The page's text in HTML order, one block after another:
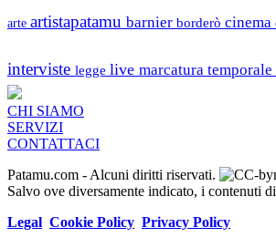
arte artistapatamu barnier borderò cinema
interviste legge live marcatura temporale
CHI SIAMO
SERVIZI
CONTATTACI
Patamu.com - Alcuni diritti riservati.
Salvo ove diversamente indicato, i contenuti
Legal Cookie Policy Privacy Policy